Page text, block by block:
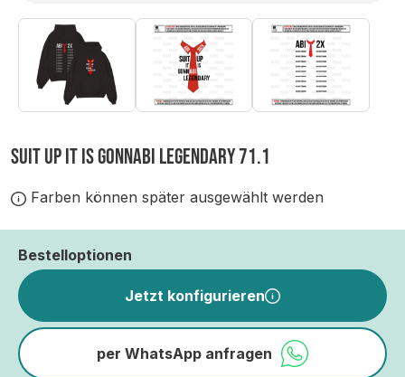
SUIT UP IT IS GONNABI LEGENDARY 71.1
Farben können später ausgewählt werden
Bestelloptionen
Jetzt konfigurieren
per WhatsApp anfragen